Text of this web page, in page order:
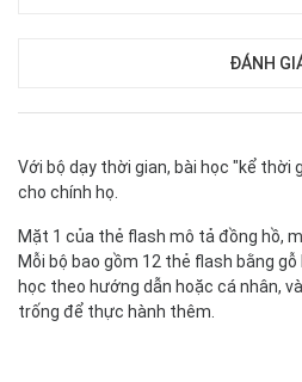
ĐÁNH
Với bộ dạy thời gian, bài học "kể thời
cho chính họ.
Mặt 1 của thẻ flash mô tả đồng hồ,
Mỗi bộ bao gồm 12 thẻ flash bằng
học theo hướng dẫn hoặc cá nhân,
trống để thực hành thêm.